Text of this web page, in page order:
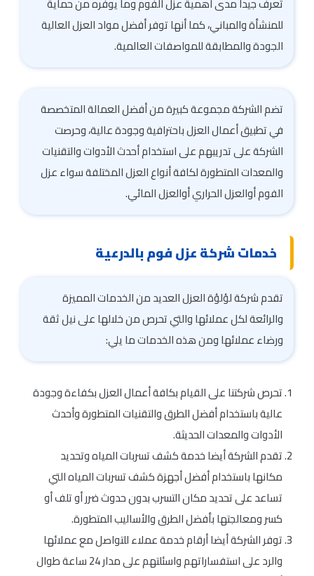
للمنشأة والمباني، كما أنها توفر أفضل مواد العزل العالية
الجودة والمطابقة للمواصفات العالمية.
تضم الشركة مجموعة كبيرة من أفضل العمالة المتخصصة
في تطبيق أعمال العزل باحترافية وجودة عالية، وحرصت
الشركة على تدريبهم على استخدام أحدث الأدوات والتقنيات
والمعدات المتطورة لكافة أنواع العزل المختلفة سواء عزل
الفوم أوالعزل الحراري أوالعزل المائي.
خدمات شركة عزل فوم بالدرعية
تقدم شركة لؤلؤة العزل العديد من الخدمات المميزة
والرائعة لكل عملائها والتي تحرص من خلالها على نيل ثقة
ورضاء عملائها ومن هذه الخدمات ما يلي:
تحرص شركتنا على القيام بكافة أعمال العزل بكفاءة وجودة
عالية باستخدام أفضل الطرق والتقنيات المتطورة وأحدث
الأدوات والمعدات الحديثة.
تقدم الشركة أيضا خدمة كشف تسربات المياه وتحديد
مكانها باستخدام أفضل أجهزة كشف تسربات المياه التي
تساعد على تحديد مكان التسرب بدون حدوث ضرر أو تلف أو
كسر ومعالجتها بأفضل الطرق والأساليب المتطورة.
توفر الشركة أيضا أرقام خدمة عملاء للتواصل مع عملائها
والرد على استفساراتهم واسئلتهم على مدار 24 ساعة طوال